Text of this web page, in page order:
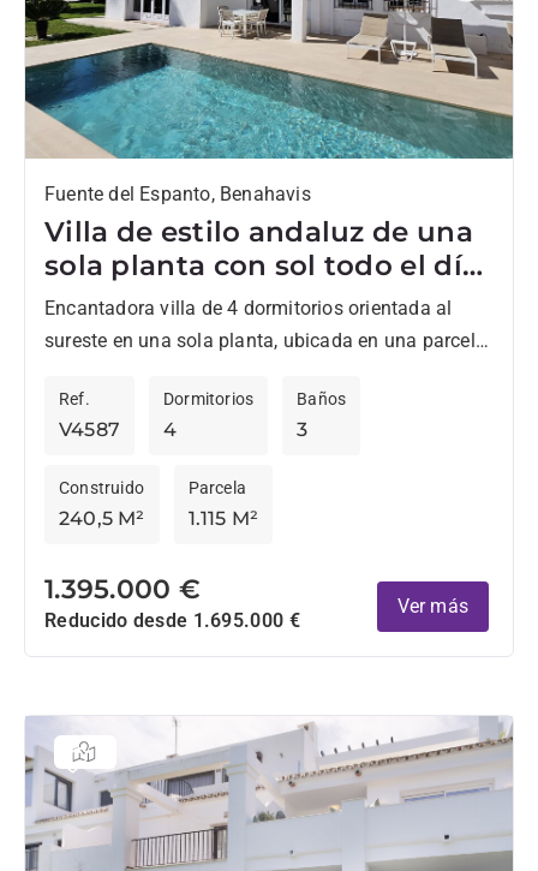
Fuente del Espanto, Benahavis
Villa de estilo andaluz de una
sola planta con sol todo el día
en Fuente del Espanto
Encantadora villa de 4 dormitorios orientada al
sureste en una sola planta, ubicada en una parcela
montaña...
V4587
Ref.
4
Dormitorios
3
Baños
240,5 M²
Construido
1.115 M²
Parcela
1.395.000 €
Reducido desde 1.695.000 €
Ver más